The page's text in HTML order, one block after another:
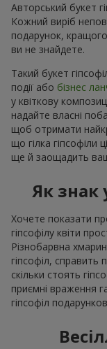
Авторський букет
Кожний виріб
подарунок,
ви не знайдете.
Такий букет
події або бізнес
у квіткову
надайте власні
щоб отримати
що гілка гіпсофіли
ще й заощадить
Як знак
Хочете показати
гіпсофілу квіти
Різнобарвна
гіпсофіл,
скільки стоять
приємні враження
гіпсофіл